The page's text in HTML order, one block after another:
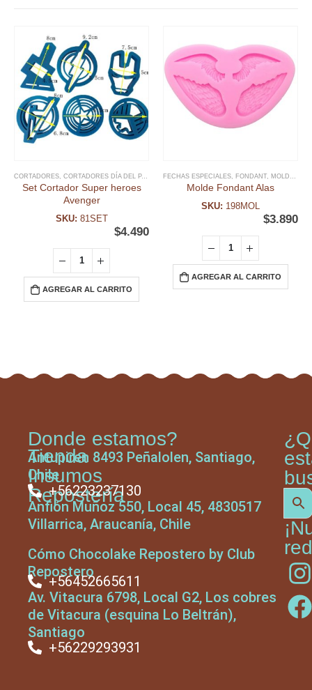
CORTADORES CORTADORES DÍA DEL PADRE DIA DEL NIÑO Y TEMATICAS,DÍA DEL PADRE
Set Cortador Super heroes
Avenger
SKU: 81SET
$4.490
AGREGAR AL CARRITO
FECHAS ESPECIALES FONDANT MOLDE FONDANT
Molde Fondant Alas
SKU: 198MOL
$3.890
AGREGAR AL CARRITO
Tienda
Insumos
Repostería
Donde estamos?
Antupiren 8493 Peñalolen, Santiago,
Chile
+56223237130
Anfión Muñoz 550, Local 45, 4830517
Villarrica, Araucanía, Chile
Cómo Chocolake Repostero by Club
Repostero
+56452665611
Av. Vitacura 6798, Local G2, Los cobres
de Vitacura (esquina Lo Beltrán),
Santiago
+56229293931